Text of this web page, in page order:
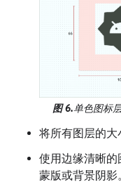
图 6.单色图标
将所有图层的大
使用边缘清晰
蒙版或背景阴影。